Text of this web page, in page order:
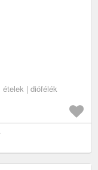
| diófélék